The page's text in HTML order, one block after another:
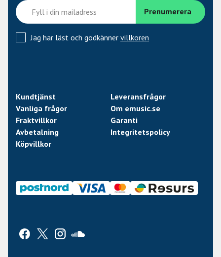
Jag har läst och godkänner villkoren
Kundtjänst
Leveransfrågor
Vanliga frågor
Om emusic.se
Fraktvillkor
Garanti
Avbetalning
Integritetspolicy
Köpvillkor